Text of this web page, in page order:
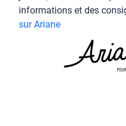
informations et des
sur Ariane